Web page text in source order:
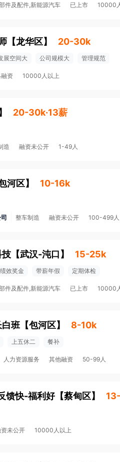
件及配件,新能源汽车 已上市 10000
【龙华区】 20-30k
展空间大 公司规模大 管理规范
资 10000人以上
】 20-30k·13薪
造 融资未公开 1-49人
河区】 10-16k
整车制造 融资未公开 100-499人
技 【武汉-沌口 】 15-25k
绩效奖金 带薪年假 定期体检
件及配件,新能源汽车 已上市 10000
班 【包河区】 8-10k
上五休二 餐补
人力资源服务 其他融资 50-99人
馈快-福利好 【蔡甸区】
未公开 10000人以上